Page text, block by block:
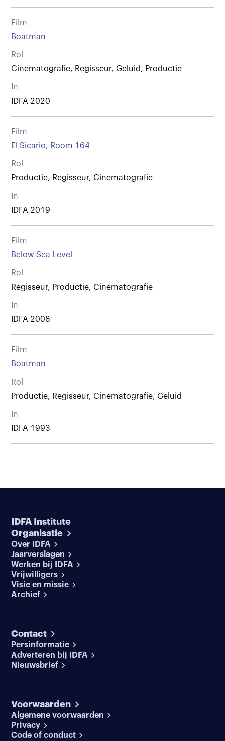
Film
Boatman
Rol
Cinematografie, Regisseur, Geluid, Productie
In
IDFA 2020
Film
El Sicario, Room 164
Rol
Productie, Regisseur, Cinematografie
In
IDFA 2019
Film
Below Sea Level
Rol
Regisseur, Productie, Cinematografie
In
IDFA 2008
Film
Boatman
Rol
Productie, Regisseur, Cinematografie, Geluid
In
IDFA 1993
IDFA Institute
Organisatie
Over IDFA
Jaarverslagen
Werken bij IDFA
Vrijwilligers
Visie en missie
Archief
Contact
Persinformatie
Adverteren bij IDFA
Nieuwsbrief
Voorwaarden
Algemene voorwaarden
Privacy
Code of conduct